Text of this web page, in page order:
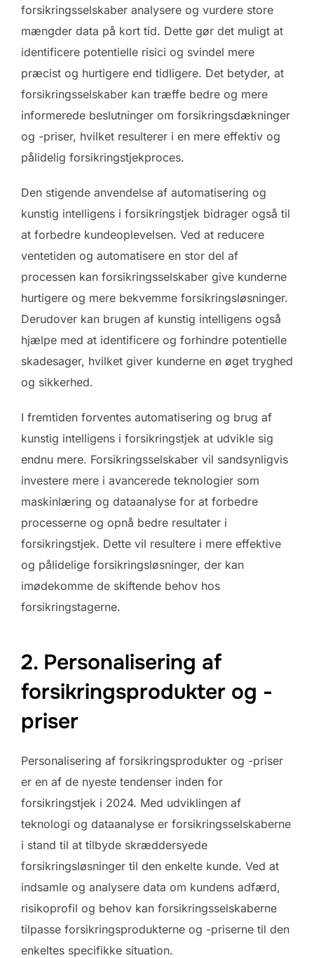
forsikringsselskaber analysere og vurdere store
mængder data på kort tid. Dette gør det muligt at
identificere potentielle risici og svindel mere
præcist og hurtigere end tidligere. Det betyder, at
forsikringsselskaber kan træffe bedre og mere
informerede beslutninger om forsikringsdækninger
og -priser, hvilket resulterer i en mere effektiv og
pålidelig forsikringstjekproces.
Den stigende anvendelse af automatisering og
kunstig intelligens i forsikringstjek bidrager også til
at forbedre kundeoplevelsen. Ved at reducere
ventetiden og automatisere en stor del af
processen kan forsikringsselskaber give kunderne
hurtigere og mere bekvemme forsikringsløsninger.
Derudover kan brugen af kunstig intelligens også
hjælpe med at identificere og forhindre potentielle
skadesager, hvilket giver kunderne en øget tryghed
og sikkerhed.
I fremtiden forventes automatisering og brug af
kunstig intelligens i forsikringstjek at udvikle sig
endnu mere. Forsikringsselskaber vil sandsynligvis
investere mere i avancerede teknologier som
maskinlæring og dataanalyse for at forbedre
processerne og opnå bedre resultater i
forsikringstjek. Dette vil resultere i mere effektive
og pålidelige forsikringsløsninger, der kan
imødekomme de skiftende behov hos
forsikringstagerne.
2. Personalisering af
forsikringsprodukter og -
priser
Personalisering af forsikringsprodukter og -priser
er en af de nyeste tendenser inden for
forsikringstjek i 2024. Med udviklingen af
teknologi og dataanalyse er forsikringsselskaberne
i stand til at tilbyde skræddersyede
forsikringsløsninger til den enkelte kunde. Ved at
indsamle og analysere data om kundens adfærd,
risikoprofil og behov kan forsikringsselskaberne
tilpasse forsikringsprodukterne og -priserne til den
enkeltes specifikke situation.